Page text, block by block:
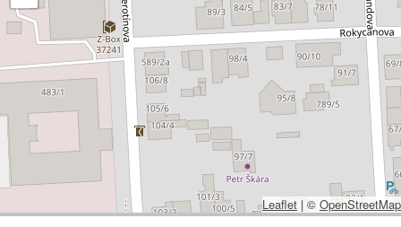
Leaflet | © OpenStreetMap